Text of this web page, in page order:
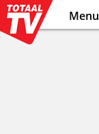
Menu